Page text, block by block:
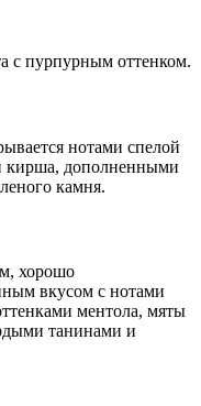
с пурпурным оттенком.
нотами спелой
кирша, дополненными
камня.
хорошо
вкусом с нотами
ментола, мяты
танинами и